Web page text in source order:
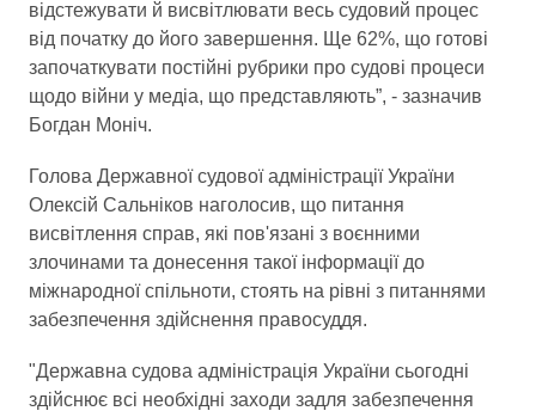
відстежувати й висвітлювати весь судовий процес
від початку до його завершення. Ще 62%, що готові
започаткувати постійні рубрики про судові процеси
щодо війни у медіа, що представляють”, - зазначив
Богдан Моніч.
Голова Державної судової адміністрації України
Олексій Сальніков наголосив, що питання
висвітлення справ, які пов'язані з воєнними
злочинами та донесення такої інформації до
міжнародної спільноти, стоять на рівні з питаннями
забезпечення здійснення правосуддя.
"Державна судова адміністрація України сьогодні
здійснює всі необхідні заходи задля забезпечення